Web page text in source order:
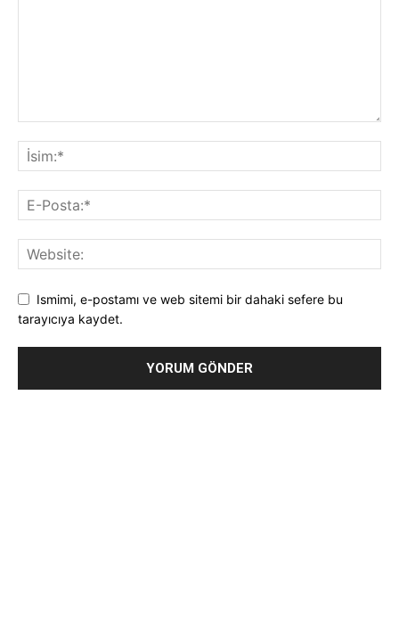
Ismimi, e-postamı ve web sitemi bir dahaki sefere bu
tarayıcıya kaydet.